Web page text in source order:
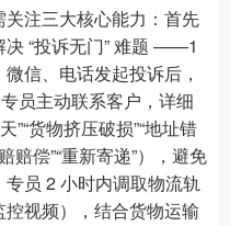
注三大核心能力：首先
决 “投诉无门” 难题 ——1
信、电话发起投诉后，
员主动联系客户，详细
”“货物挤压破损”“地址错
赔偿”“重新寄递”），避免
员 2 小时内调取物流轨
视频），结合货物运输